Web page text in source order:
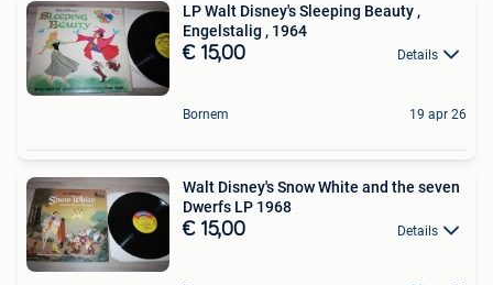
LP Walt Disney's Sleeping Beauty ,
Engelstalig , 1964
€ 15,00 Details
Bornem 19 apr 26
Walt Disney's Snow White and the seven
Dwerfs LP 1968
€ 15,00 Details